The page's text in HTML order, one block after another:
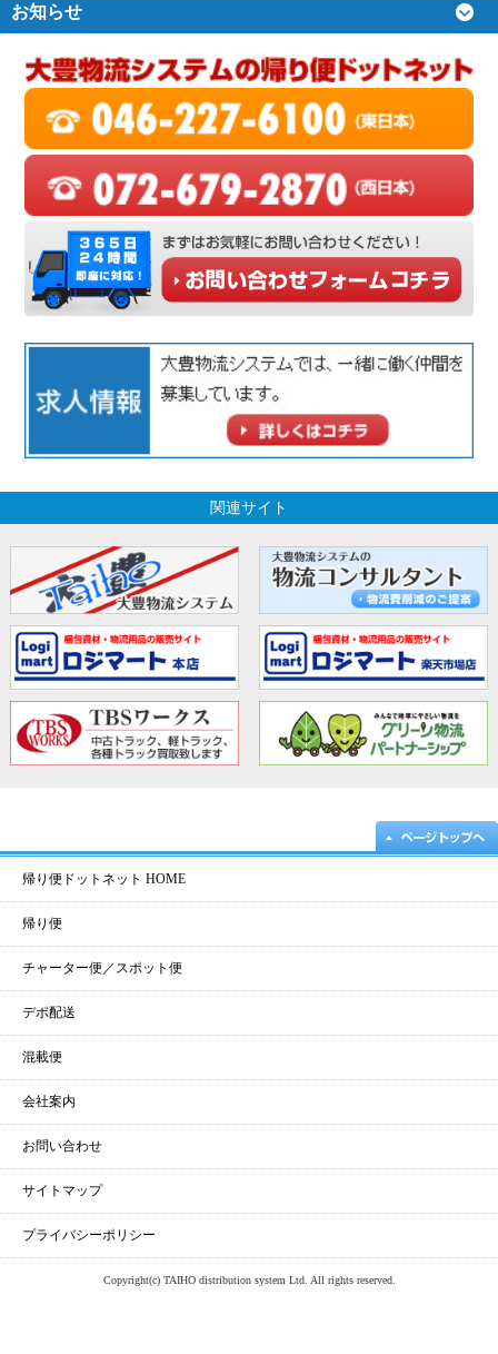
お知らせ
関連サイト
帰り便ドットネット HOME
帰り便
チャーター便／スポット便
デポ配送
混載便
会社案内
お問い合わせ
サイトマップ
プライバシーポリシー
Copyright(c) TAIHO distribution system Ltd. All rights reserved.